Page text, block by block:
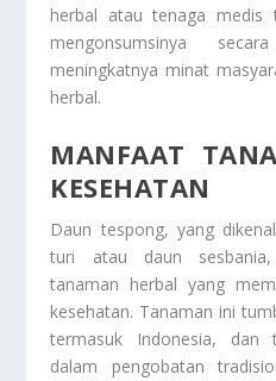
herbal atau tenaga medis
mengonsumsinya
meningkatnya minat
herbal.
MANFAAT
KESEHATAN
Daun tespong, yang
turi atau daun
tanaman herbal yang
kesehatan. Tanaman ini
termasuk Indonesia, dan
dalam pengobatan